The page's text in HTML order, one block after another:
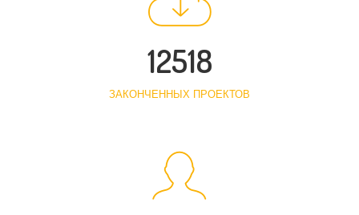
12518
ЗАКОНЧЕННЫХ ПРОЕКТОВ